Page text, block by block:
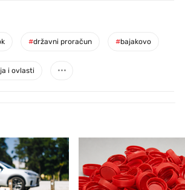
#državni proračun #bajakovo
i ovlasti